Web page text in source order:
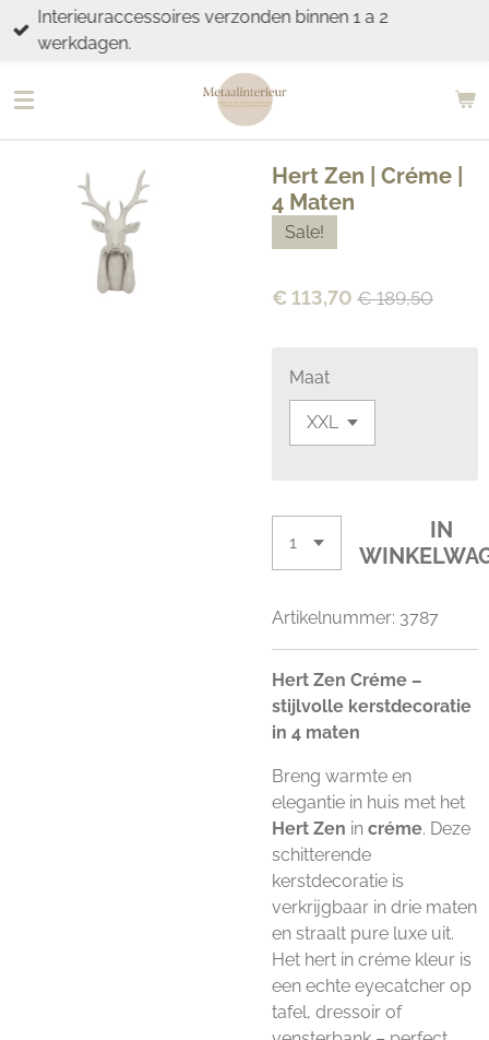
Ga
direct
de
Interieuraccessoires verzonden binnen 1 a 2
werkdagen.
Hert Zen | Créme |
4 Maten
Sale!
€ 113,70 € 189,50
Maat
IN
Artikelnummer: 3787
Hert Zen Créme –
stijlvolle kerstdecoratie
in 4 maten
Breng warmte en
elegantie in huis met het
Hert Zen in créme. Deze
schitterende
kerstdecoratie is
verkrijgbaar in drie maten
en straalt pure luxe uit.
Het hert in créme kleur is
een echte eyecatcher op
tafel, dressoir of